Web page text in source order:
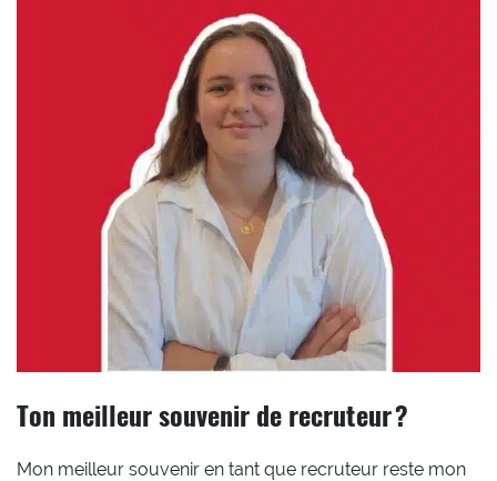
Ton meilleur souvenir de recruteur ?
Mon meilleur souvenir en tant que recruteur reste mon